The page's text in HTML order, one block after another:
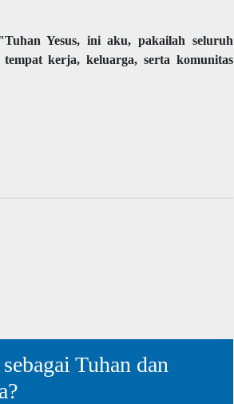
Yesus, ini aku, pakailah seluruh
kerja, keluarga, serta komunitas
Tuhan dan